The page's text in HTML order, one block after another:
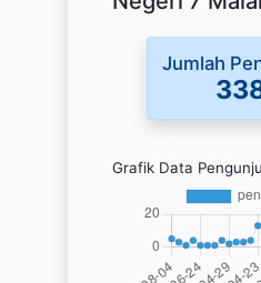
Jumlah
Grafik Data